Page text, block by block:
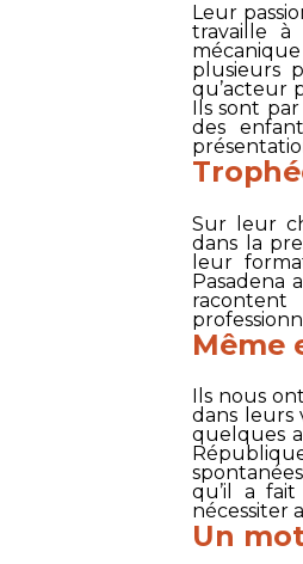
Leur
travaille à
plusieurs
qu’acteur
Ils sont
des
Sur leur
dans la
leur
Pasadena
Même
Ils nous
dans leurs
quelques
qu’il a
nécessiter
Un